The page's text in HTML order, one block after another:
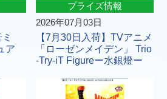
ア
プライズ情報
2026年07月03日
【7月30日入荷】TVアニメ
「ローゼンメイデン」 Trio
-Try-iT Figureー水銀燈ー